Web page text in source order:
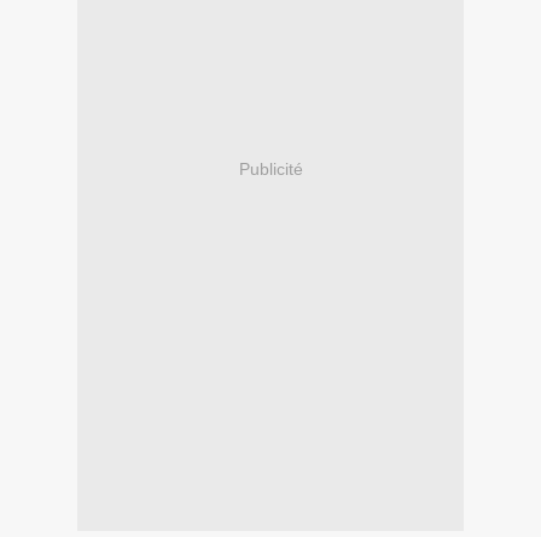
Publicité